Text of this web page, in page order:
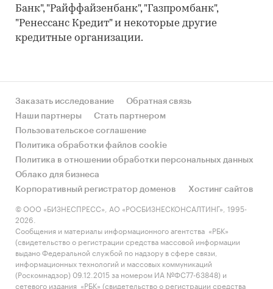
Банк", "Райффайзенбанк", "Газпромбанк",
"Ренессанс Кредит" и некоторые другие
кредитные организации.
Заказать исследование
Обратная связь
Наши партнеры
Стать партнером
Пользовательское соглашение
Политика обработки файлов cookie
Политика в отношении обработки персональных данных
Облако для бизнеса
Корпоративный регистратор доменов
Хостинг сайтов
© ООО «БИЗНЕСПРЕСС», АО «РОСБИЗНЕСКОНСАЛТИНГ», 1995-
2026.
Сообщения и материалы информационного агентства «РБК»
(свидетельство о регистрации средства массовой информации
выдано Федеральной службой по надзору в сфере связи,
информационных технологий и массовых коммуникаций
(Роскомнадзор) 09.12.2015 за номером ИА №ФС77-63848) и
сетевого издания «РБК» (свидетельство о регистрации средства